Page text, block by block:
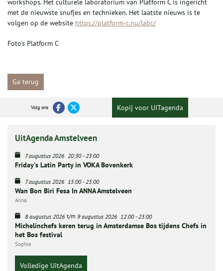
workshops. Het culturele laboratorium van Platform C is ingericht
met de nieuwste snufjes en technieken. Het laatste nieuws is te
volgen op de website https://platform-c.nu/labc/
Foto's Platform C
Ga terug
Volg ons Kopij voor UITagenda
UitAgenda Amstelveen
7 augustus 2026 20:30-23:00
Friday's Latin Party in VOKA Bovenkerk
7 augustus 2026 15:00-23:00
Wan Bon Biri Fesa In ANNA Amstelveen
Anna
8 augustus 2026 t/m 9 augustus 2026 12:00-23:00
Michelinchefs keren terug in Amsterdamse Bos tijdens Chefs in
het Bos festival
Sophie
Volledige UitAgenda